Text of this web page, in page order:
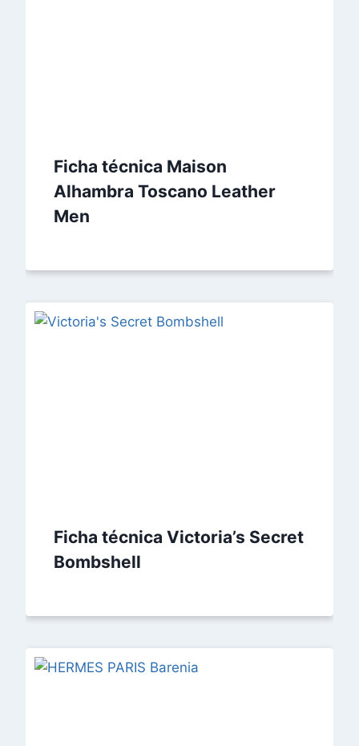
Ficha técnica Maison
Alhambra Toscano Leather
Men
Ficha técnica Victoria’s Secret
Bombshell